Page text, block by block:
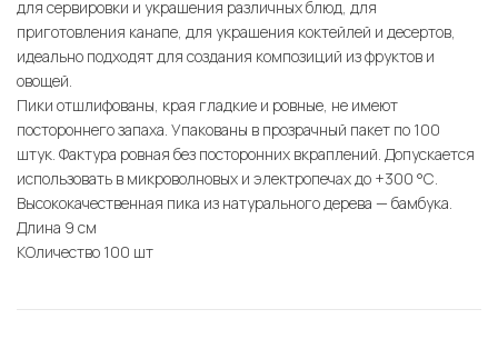
для сервировки и украшения различных блюд, для
приготовления канапе, для украшения коктейлей и десертов,
идеально подходят для создания композиций из фруктов и
овощей.
Пики отшлифованы, края гладкие и ровные, не имеют
постороннего запаха. Упакованы в прозрачный пакет по 100
штук. Фактура ровная без посторонних вкраплений. Допускается
использовать в микроволновых и электропечах до +300 °С.
Высококачественная пика из натурального дерева — бамбука.
Длина 9 см
КОличество 100 шт